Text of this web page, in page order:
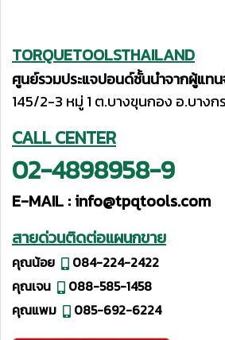
TORQUETOOLSTHAILAND
ศูนย์รวมประแจปอนด์ชั้นนำจากผู้แท
145/2-3 หมู่ 1 ต.บางขุนกอง อ.บางก
CALL CENTER
02-4898958-9
E-MAIL :info@tpqtools.com
สายด่วนติดต่อแผนกขาย
คุณน้อย
084-224-2422
คุณเจน
088-585-1458
คุณแพม
085-692-6224